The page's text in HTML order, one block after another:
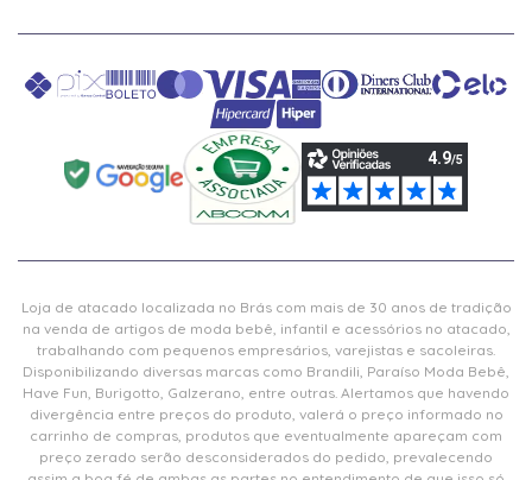
Loja de atacado localizada no Brás com mais de 30 anos de tradição
na venda de artigos de moda bebê, infantil e acessórios no atacado,
trabalhando com pequenos empresários, varejistas e sacoleiras.
Disponibilizando diversas marcas como Brandili, Paraíso Moda Bebê,
Have Fun, Burigotto, Galzerano, entre outras. Alertamos que havendo
divergência entre preços do produto, valerá o preço informado no
carrinho de compras, produtos que eventualmente apareçam com
preço zerado serão desconsiderados do pedido, prevalecendo